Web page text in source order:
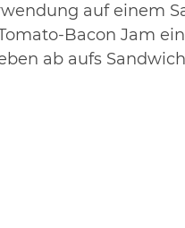
auf einem
Bacon Jam
ab aufs